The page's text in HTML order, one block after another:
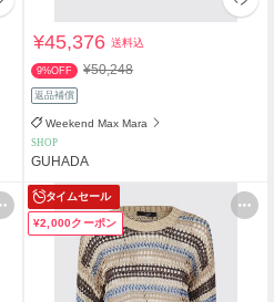
¥45,376送料込
9%OFF ¥50,248
返品補償
Weekend Max Mara
SHOP
GUHADA
タイムセール
¥2,000クーポン